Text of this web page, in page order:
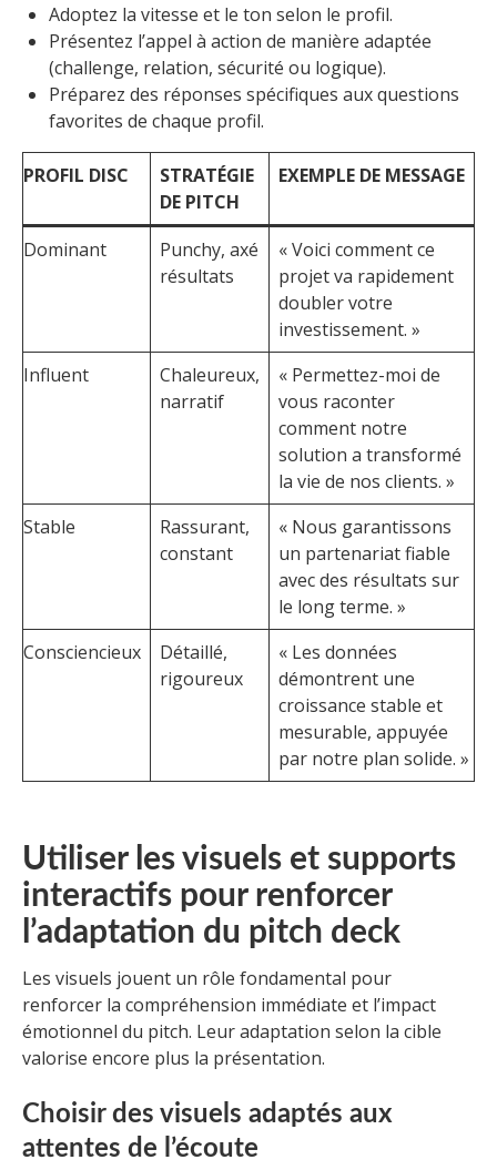
Adoptez la vitesse et le ton selon le profil.
Présentez l’appel à action de manière adaptée
(challenge, relation, sécurité ou logique).
Préparez des réponses spécifiques aux questions
favorites de chaque profil.
PROFIL DISC
STRATÉGIE
DE PITCH
EXEMPLE DE MESSAGE
Dominant
Punchy, axé
résultats
« Voici comment ce
projet va rapidement
doubler votre
investissement. »
Influent
Chaleureux,
narratif
« Permettez-moi de
vous raconter
comment notre
solution a transformé
la vie de nos clients. »
Stable
Rassurant,
constant
« Nous garantissons
un partenariat fiable
avec des résultats sur
le long terme. »
Consciencieux
Détaillé,
rigoureux
« Les données
démontrent une
croissance stable et
mesurable, appuyée
par notre plan solide. »
Utiliser les visuels et supports
interactifs pour renforcer
l’adaptation du pitch deck
Les visuels jouent un rôle fondamental pour
renforcer la compréhension immédiate et l’impact
émotionnel du pitch. Leur adaptation selon la cible
valorise encore plus la présentation.
Choisir des visuels adaptés aux
attentes de l’écoute